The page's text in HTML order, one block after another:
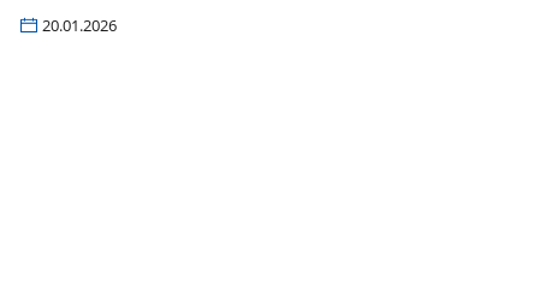
20.01.2026